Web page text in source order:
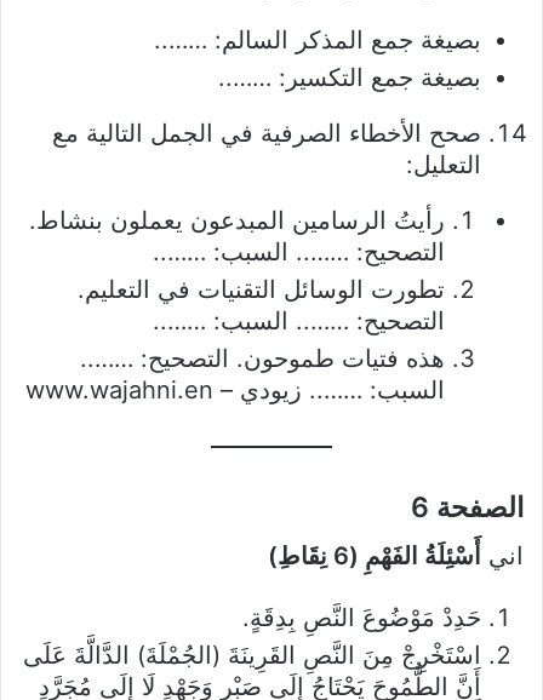
بصيغة جمع المذكر السالم: ……..
بصيغة جمع التكسير: ……..
صحح الأخطاء الصرفية في الجمل التالية مع
التعليل:
رأيتُ الرسامين المبدعون يعملون بنشاط.
التصحيح: …….. السبب: ……..
تطورت الوسائل التقنيات في التعليم.
التصحيح: …….. السبب: ……..
هذه فتيات طموحون. التصحيح: ……..
السبب: …….. زيودي – www.wajahni.en
الصفحة 6
اني أَسْئِلَةُ الفَهْمِ (6 نِقَاطِ)
حَدِدْ مَوْضُوعَ النَّصِ بِدِقَةٍ.
اسْتَخْرِجْ مِنَ النَّصِ القَرِينَةَ (الجُمْلَةَ) الدَّالَّةَ عَلَى
أَنَّ الطُّمُوحَ يَحْتَاجُ إِلَى صَبْرٍ وَجَهْدِ لَا إِلَى مُجَرَّدِ